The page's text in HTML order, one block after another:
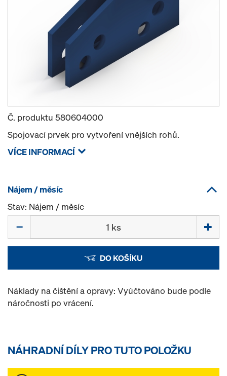
Č. produktu 580604000
Spojovací prvek pro vytvoření vnějších rohů.
VÍCE INFORMACÍ
Nájem / měsíc
Stav: Nájem / měsíc
DO KOŠÍKU
Náklady na čištění a opravy: Vyúčtováno bude podle
náročnosti po vrácení.
NÁHRADNÍ DÍLY PRO TUTO POLOŽKU